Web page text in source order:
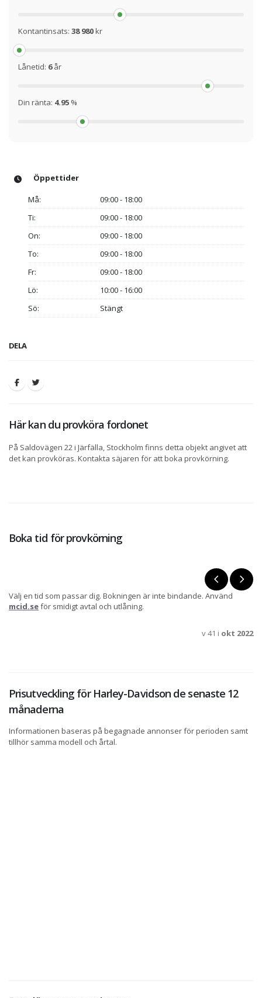
Kontantinsats: 38 980kr
Lånetid: 6år
Din ränta: 4.95 %
Öppettider
Må:
09:00 - 18:00
Ti:
09:00 - 18:00
On:
09:00 - 18:00
To:
09:00 - 18:00
Fr:
09:00 - 18:00
Lö:
10:00 - 16:00
Sö:
Stängt
DELA
Här kan du provköra fordonet
På Saldovägen 22 i Järfälla, Stockholm finns detta objekt angivet att
det kan provköras. Kontakta säjaren för att boka provkörning.
Boka tid för provkörning
Välj en tid som passar dig. Bokningen är inte bindande. Använd
mcid.seför smidigt avtal och utlåning.
v 41 i okt 2022
Prisutveckling för Harley-Davidson de senaste 12
månaderna
Informationen baseras på begagnade annonser för perioden samt
tillhör samma modell och årtal.